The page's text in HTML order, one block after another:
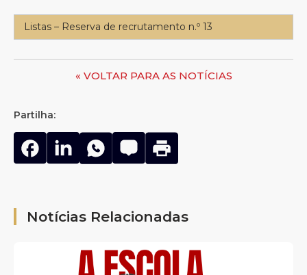
Listas – Reserva de recrutamento n.º 13
« VOLTAR PARA AS NOTÍCIAS
Partilha:
Notícias Relacionadas